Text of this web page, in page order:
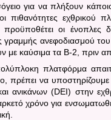
για να πλήξουν
πιθανότητες εχθρικού
οι ένοπλες
γραμμής ανεφοδιασμού
με καύσιμα τα B-2, πριν
πλατφόρμα
πρέπει να
ανικάνων (DEI) στην
χρόνο για